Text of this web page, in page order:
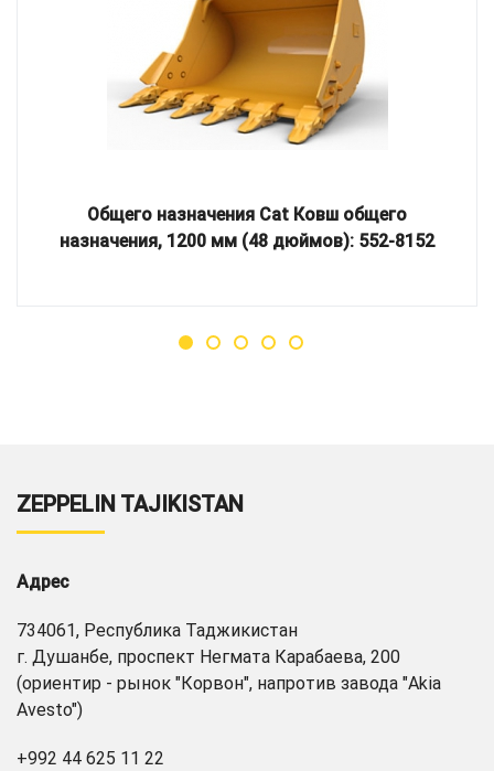
Общего назначения Cat Ковш общего
назначения, 1200 мм (48 дюймов): 552-8152
ZEPPELIN TAJIKISTAN
Адрес
734061, Республика Таджикистан
г. Душанбе, проспект Негмата Карабаева, 200
(ориентир - рынок "Корвон", напротив завода "Akia
Avesto")
+992 44 625 11 22